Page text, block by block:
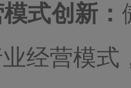
式创新：
经营模式